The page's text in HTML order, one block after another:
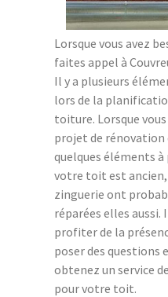
Lorsque vous avez
faites appel à
Il y a plusieurs
lors de la
toiture. Lorsque
projet de rénovation
quelques éléments
votre toit est
zinguerie ont
réparées elles
profiter de la
poser des questions
obtenez un service
pour votre toit.